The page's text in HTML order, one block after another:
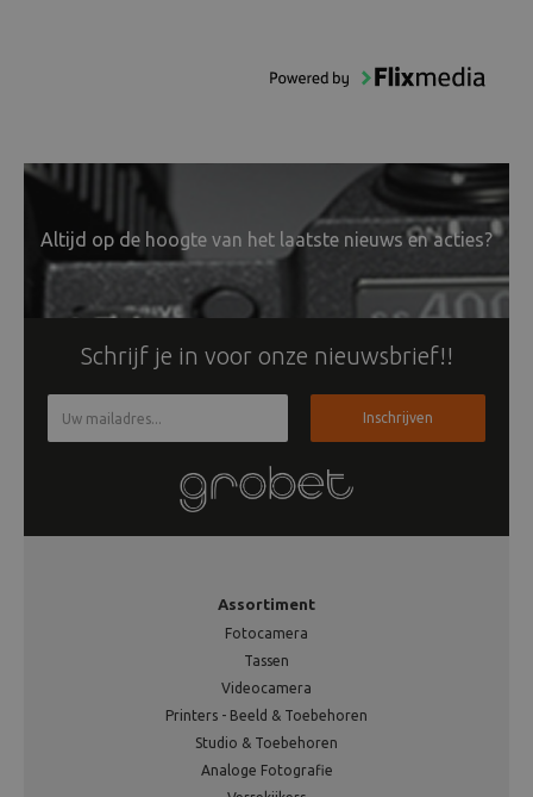
Altijd op de hoogte van het laatste nieuws en acties?
Schrijf je in voor onze nieuwsbrief!!
Inschrijven
Assortiment
Fotocamera
Tassen
Videocamera
Printers - Beeld & Toebehoren
Studio & Toebehoren
Analoge Fotografie